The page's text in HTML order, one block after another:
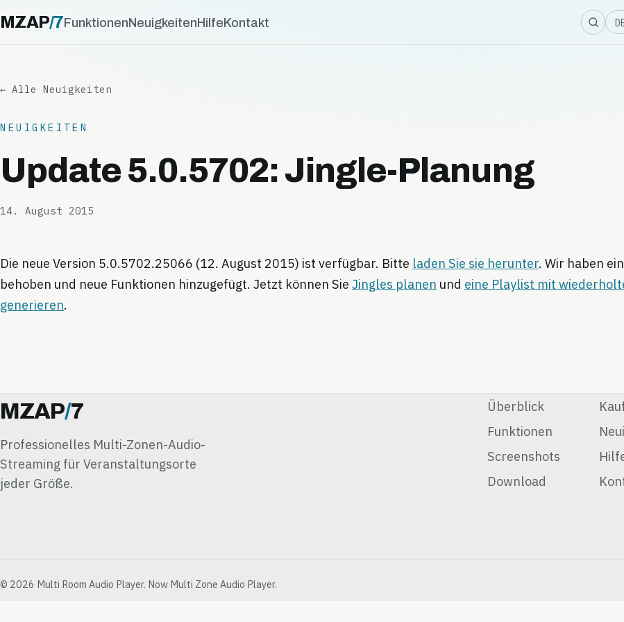
MZAP/7FunktionenNeuigkeitenHilfeKontakt
← Alle Neuigkeiten
NEUIGKEITEN
Update 5.0.5702: Jingle-Planung
14. August 2015
Die neue Version 5.0.5702.25066 (12. August 2015) ist verfügbar. Bitte laden Sie sie herunter. Wir haben
behoben und neue Funktionen hinzugefügt. Jetzt können Sie Jingles planen und eine Playlist mit
generieren.
MZAP/7
Professionelles Multi-Zonen-Audio-
Streaming für Veranstaltungsorte
jeder Größe.
Überblick
Funktionen
Screenshots
Download
© 2026 Multi Room Audio Player. Now Multi Zone Audio Player.